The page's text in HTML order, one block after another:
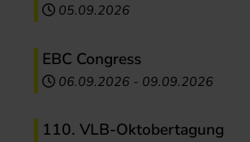
05.09.2026
EBC Congress
06.09.2026 - 09.09.2026
110. VLB-Oktobertagung